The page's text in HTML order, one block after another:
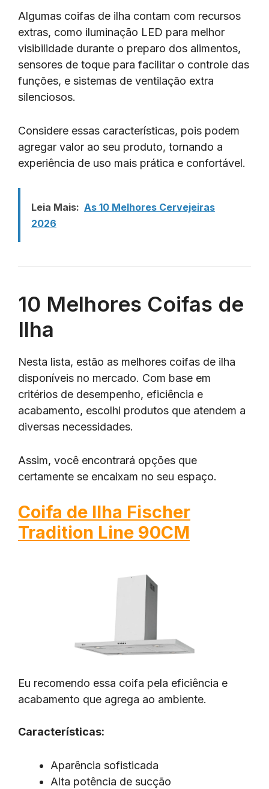
Algumas coifas de ilha contam com recursos
extras, como iluminação LED para melhor
visibilidade durante o preparo dos alimentos,
sensores de toque para facilitar o controle das
funções, e sistemas de ventilação extra
silenciosos.
Considere essas características, pois podem
agregar valor ao seu produto, tornando a
experiência de uso mais prática e confortável.
Leia Mais: As 10 Melhores Cervejeiras
2026
10 Melhores Coifas de
Ilha
Nesta lista, estão as melhores coifas de ilha
disponíveis no mercado. Com base em
critérios de desempenho, eficiência e
acabamento, escolhi produtos que atendem a
diversas necessidades.
Assim, você encontrará opções que
certamente se encaixam no seu espaço.
Coifa de Ilha Fischer
Tradition Line 90CM
Eu recomendo essa coifa pela eficiência e
acabamento que agrega ao ambiente.
Características:
Aparência sofisticada
Alta potência de sucção